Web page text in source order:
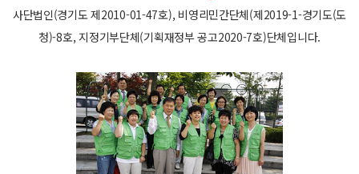
사단법인(경기도 제2010-01-47호), 비영리민간단체(제2019-1-경기도(도
청)-8호, 지정기부단체(기획재정부 공고2020-7호)단체입니다.